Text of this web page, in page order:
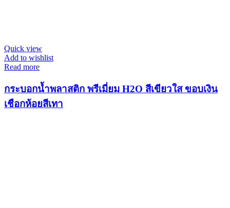
Quick view
Add to wishlist
Read more
กระบอกน้ำพลาสติก พรีเมี่ยม H2O สีเขียวใส ขอบเงิน
เชือกห้อยสีเทา